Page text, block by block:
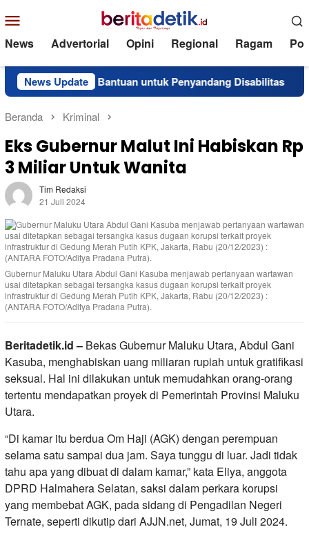
ke
kontenMobile
News Advertorial Opini Regional Ragam
News Update
Salurkan Bantuan untuk Penyandang Disabilitas
Beranda Kriminal
Eks Gubernur Malut Ini Habiskan Rp
3 Miliar Untuk Wanita
Tim Redaksi
21 Juli 2024
Gubernur Maluku Utara Abdul Gani Kasuba menjawab pertanyaan wartawan
usai ditetapkan sebagai tersangka kasus dugaan korupsi terkait proyek
infrastruktur di Gedung Merah Putih KPK, Jakarta, Rabu (20/12/2023) :
(ANTARA FOTO/Aditya Pradana Putra).
Beritadetik.id – Bekas Gubernur Maluku Utara, Abdul Gani
Kasuba, menghabiskan uang miliaran rupiah untuk gratifikasi
seksual. Hal ini dilakukan untuk memudahkan orang-orang
tertentu mendapatkan proyek di Pemerintah Provinsi Maluku
Utara.
“Di kamar itu berdua Om Haji (AGK) dengan perempuan
selama satu sampai dua jam. Saya tunggu di luar. Jadi tidak
tahu apa yang dibuat di dalam kamar,” kata Eliya, anggota
DPRD Halmahera Selatan, saksi dalam perkara korupsi
yang membebat AGK, pada sidang di Pengadilan Negeri
Ternate, seperti dikutip dari AJJN.net, Jumat, 19 Juli 2024.